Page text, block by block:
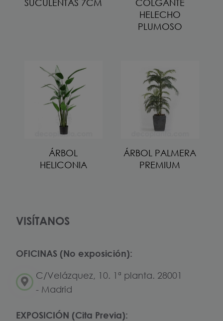
SUCULENTAS 7CM
COLGANTE
HELECHO
PLUMOSO
ÁRBOL
HELICONIA
ÁRBOL PALMERA
PREMIUM
VISÍTANOS
OFICINAS (No exposición):
C/Velázquez, 10. 1ª planta. 28001
- Madrid
EXPOSICIÓN (Cita Previa):